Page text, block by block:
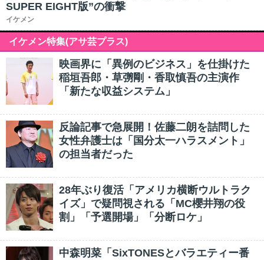
SUPER EIGHT版”の衝撃
イケメン
イケメン特集(アサ芸プラス)
映画界に「異例のビジネス」を仕掛けた
稲垣吾郎・草彅剛・香取慎吾の主演作
「新たな収益システム」
反論記事で急展開！佐藤二朗を詰問した
女性弁護士は「国分太一ハラスメント」
の担当者だった
28年ぶり復活「アメリカ横断ウルトラク
イズ」で疑問視される「MC櫻井翔の役
割」「予選開場」「分断ロケ」
中森明菜「SixTONESとバラエティー番